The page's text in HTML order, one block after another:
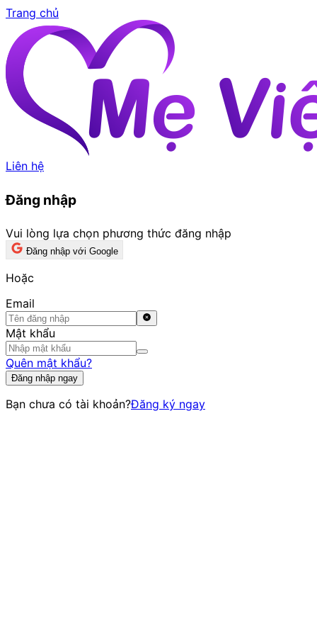
Trang chủ
Liên hệ
Đăng nhập
Vui lòng lựa chọn phương thức đăng nhập
Đăng nhập với Google
Hoặc
Email
Mật khẩu
Quên mật khẩu?
Đăng nhập ngay
Bạn chưa có tài khoản?Đăng ký ngay